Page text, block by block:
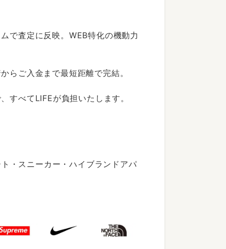
で査定に反映。WEB特化の機動力
らご入金まで最短距離で完結。
すべてLIFEが負担いたします。
・スニーカー・ハイブランドアパ